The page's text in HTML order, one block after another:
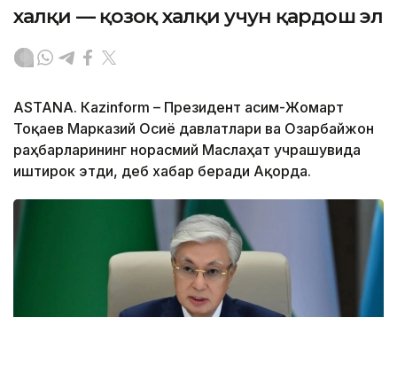
халқи — қозоқ халқи учун қардош эл
ASTANА. Кazinform – Президент Қасим-Жомарт
Тоқаев Марказий Осиё давлатлари ва Озарбайжон
раҳбарларининг норасмий Маслаҳат учрашувида
иштирок этди, деб хабар беради Ақорда.